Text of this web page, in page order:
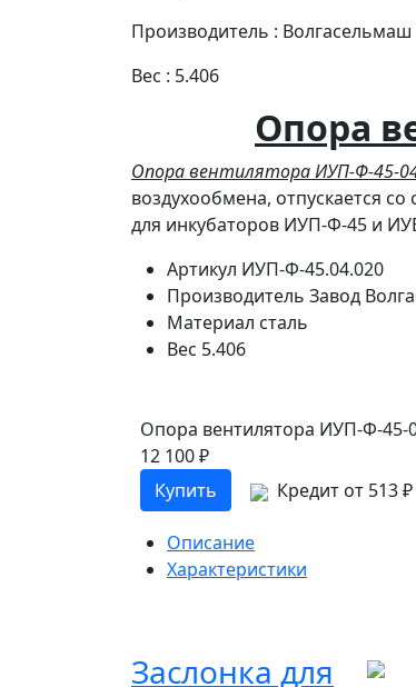
Производитель : Волгасельмаш
Вес : 5.406
Опора
Опора вентилятора ИУП-Ф-45-
воздухообмена, отпускается
для инкубаторов ИУП-Ф-45 и
Артикул ИУП-Ф-45.04.020
Производитель Завод
Материал сталь
Вес 5.406
Опора вентилятора ИУП-Ф-45-
12 100 ₽
Купить
Кредит от 513
Описание
Характеристики
Заслонка для